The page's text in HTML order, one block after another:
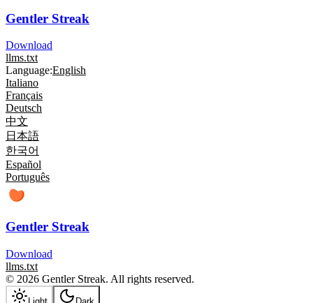
Gentler Streak
Download
llms.txt
Language:English
Italiano
Français
Deutsch
中文
日本語
한국어
Español
Português
Gentler Streak
Download
llms.txt
© 2026 Gentler Streak. All rights reserved.